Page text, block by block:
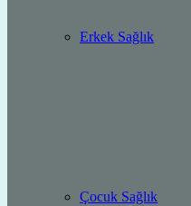
Erkek Sağlık
Çocuk Sağlık